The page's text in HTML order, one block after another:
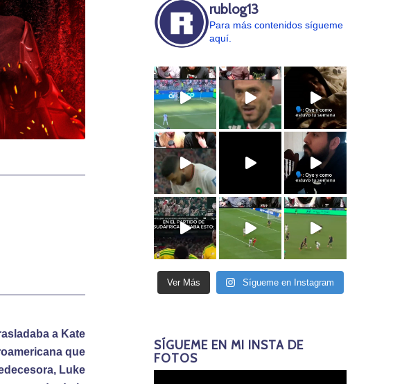
a Kate
que
Luke
rublog13
Para más contenidos sígueme
aquí.
Ver Más Sígueme en Instagram
SÍGUEME EN MI INSTA DE
FOTOS